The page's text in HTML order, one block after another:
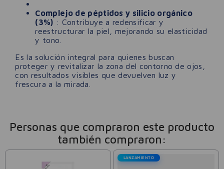
Complejo de péptidos y silicio orgánico
(3%) : Contribuye a redensificar y
reestructurar la piel, mejorando su elasticidad
y tono.
Es la solución integral para quienes buscan
proteger y revitalizar la zona del contorno de ojos,
con resultados visibles que devuelven luz y
frescura a la mirada.
Personas que compraron este producto
también compraron:
LANZAMIENTO